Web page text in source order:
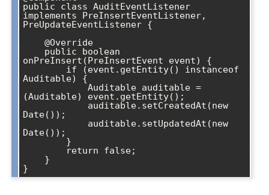
public class AuditEventListener
implements PreInsertEventListener,
PreUpdateEventListener {
onPreInsert(PreInsertEvent event) {
Auditable) {
(Auditable) event.getEntity();
Date());
Date());
}